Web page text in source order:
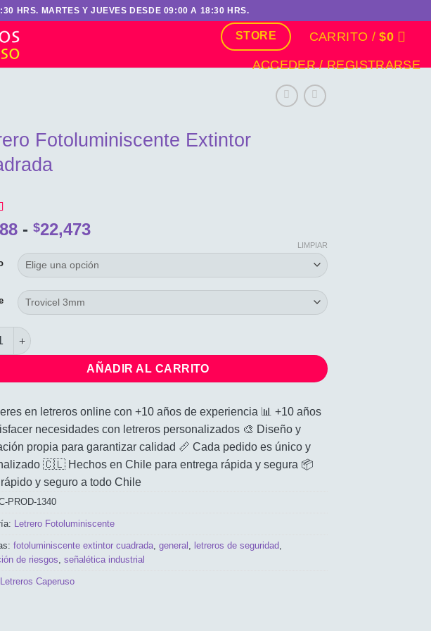
HRS. MARTES Y JUEVES DESDE 09:00 A 18:30 HRS.
STORE CARRITO /$0
ACCEDER / REGISTRARSE
Fotoluminiscente Extintor
de
- $22,473Rango
precios:
desde
$9,988
hasta
LIMPIAR
Fotoluminiscente Extintor Cuadrada cantidad
AÑADIR AL CARRITO
en letreros online con +10 años de experiencia 📊 +10 años
necesidades con letreros personalizados 🎨 Diseño y
propia para garantizar calidad 📏 Cada pedido es único y
🇨🇱 Hechos en Chile para entrega rápida y segura 📦
y seguro a todo Chile
PROD-1340
Letrero Fotoluminiscente
fotoluminiscente extintor cuadrada general letreros de seguridad
de riesgos señalética industrial
Letreros Caperuso